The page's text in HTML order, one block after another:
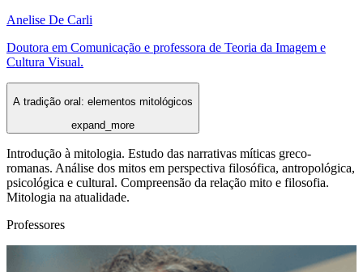
Anelise De Carli
Doutora em Comunicação e professora de Teoria da Imagem e
Cultura Visual.
A tradição oral: elementos mitológicos
expand_more
Introdução à mitologia. Estudo das narrativas míticas greco-
romanas. Análise dos mitos em perspectiva filosófica, antropológica,
psicológica e cultural. Compreensão da relação mito e filosofia.
Mitologia na atualidade.
Professores